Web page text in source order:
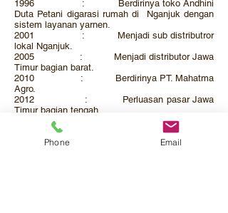
1996 : Berdirinya toko Andhini
Duta Petani digarasi rumah di Nganjuk dengan
sistem layanan yarnen.
2001 : Menjadi sub distributror
lokal Nganjuk.
2005 : Menjadi distributor Jawa
Timur bagian barat.
2010 : Berdirinya PT. Mahatma
Agro.
2012 : Perluasan pasar Jawa
Timur bagian tengah.
2015 : Menjadi distributor
wilayah Jawa Timur – Bali hingga sekarang.
Phone Email